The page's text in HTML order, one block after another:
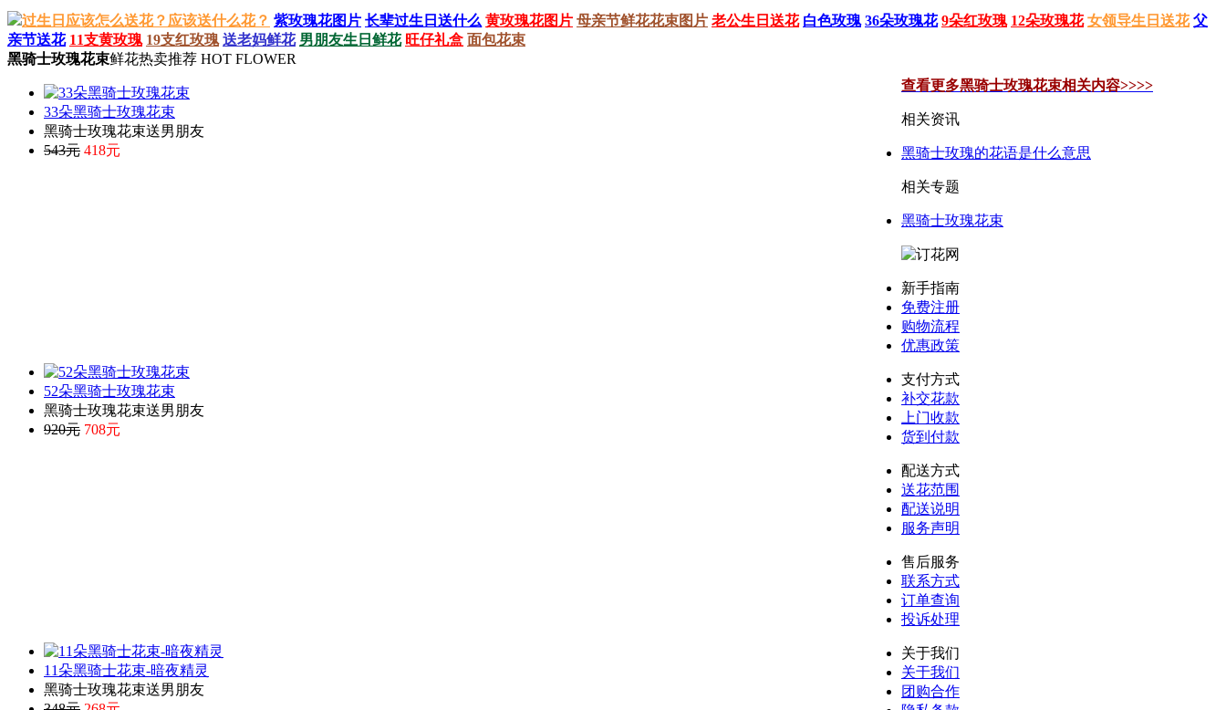
过生日应该怎么送花？应该送什么花？ 紫玫瑰花图片 长辈过生日送什么 黄玫瑰花图片 母亲节鲜花花束图片 老公生日送花 白色玫瑰 36朵玫瑰花 9朵红玫瑰 12朵玫瑰花 女领导生日送花 父
亲节送花 11支黄玫瑰 19支红玫瑰 送老妈鲜花 男朋友生日鲜花 旺仔礼盒 面包花束
黑骑士玫瑰花束鲜花热卖推荐 HOT FLOWER
33朵黑骑士玫瑰花束
黑骑士玫瑰花束送男朋友
543元 418元
52朵黑骑士玫瑰花束
黑骑士玫瑰花束送男朋友
920元 708元
11朵黑骑士花束-暗夜精灵
黑骑士玫瑰花束送男朋友
查看更多黑骑士玫瑰花束相关内容>>>>
相关资讯
黑骑士玫瑰的花语是什么意思
相关专题
黑骑士玫瑰花束
新手指南
免费注册
购物流程
优惠政策
支付方式
补交花款
上门收款
货到付款
配送方式
送花范围
配送说明
服务声明
售后服务
联系方式
订单查询
投诉处理
关于我们
关于我们
团购合作